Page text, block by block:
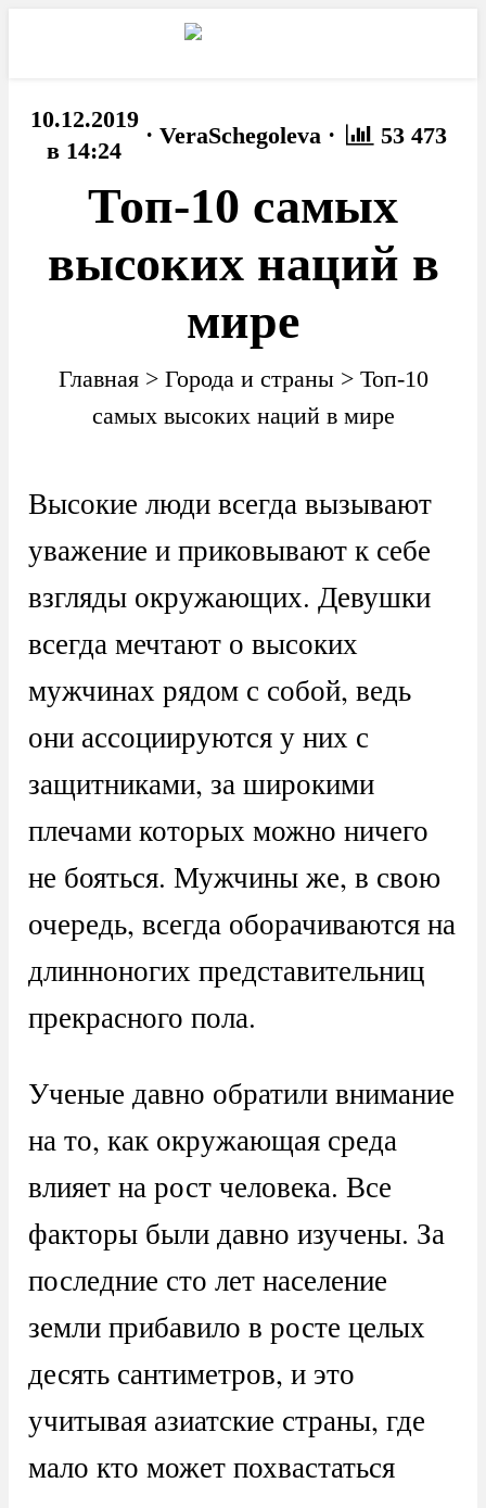
10.12.2019
в 14:24
· VeraSchegoleva · 53 473
Топ-10 самых
высоких наций в
мире
Главная> Города и страны> Топ-10
самых высоких наций в мире
Высокие люди всегда вызывают
уважение и приковывают к себе
взгляды окружающих. Девушки
всегда мечтают о высоких
мужчинах рядом с собой, ведь
они ассоциируются у них с
защитниками, за широкими
плечами которых можно ничего
не бояться. Мужчины же, в свою
очередь, всегда оборачиваются на
длинноногих представительниц
прекрасного пола.
Ученые давно обратили внимание
на то, как окружающая среда
влияет на рост человека. Все
факторы были давно изучены. За
последние сто лет население
земли прибавило в росте целых
десять сантиметров, и это
учитывая азиатские страны, где
мало кто может похвастаться